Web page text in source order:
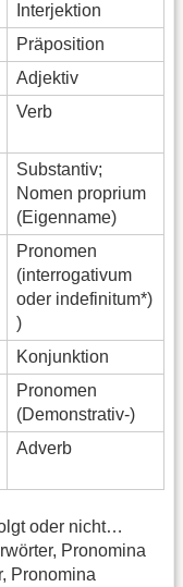
Interjektion
Präposition
Adjektiv
Verb
Substantiv;
Nomen proprium
(Eigenname)
Pronomen
(interrogativum
oder indefinitum*)
)
Konjunktion
Pronomen
(Demonstrativ-)
Adverb
oder nicht…
Pronomina
Pronomina